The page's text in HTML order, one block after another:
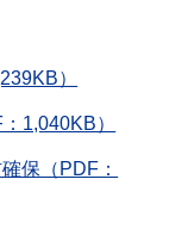
）
1,040KB）
保（PDF：